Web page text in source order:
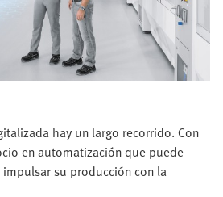
hay un largo recorrido. Con
en automatización que puede
su producción con la